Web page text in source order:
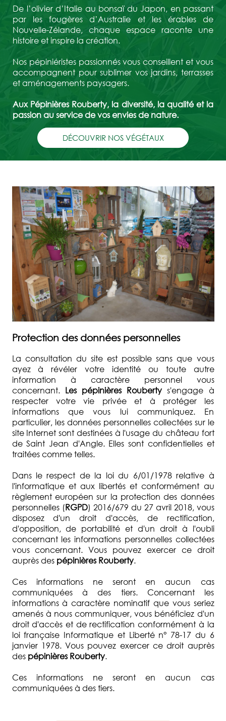
De l’olivier d’Italie au bonsaï du Japon, en passant
par les fougères d’Australie et les érables de
Nouvelle-Zélande, chaque espace raconte une
histoire et inspire la création.
Nos pépiniéristes passionnés vous conseillent et vous
accompagnent pour sublimer vos jardins, terrasses
et aménagements paysagers.
Aux Pépinières Rouberty, la diversité, la qualité et la
passion au service de vos envies de nature.
DÉCOUVRIR NOS VÉGÉTAUX
Protection des données personnelles
La consultation du site est possible sans que vous
ayez à révéler votre identité ou toute autre
information à caractère personnel vous
concernant. Les pépinières Rouberty s'engage à
respecter votre vie privée et à protéger les
informations que vous lui communiquez. En
particulier, les données personnelles collectées sur le
site Internet sont destinées à l'usage du château fort
de Saint Jean d'Angle. Elles sont confidentielles et
traitées comme telles.
Dans le respect de la loi du 6/01/1978 relative à
l'informatique et aux libertés et conformément au
règlement européen sur la protection des données
personnelles (RGPD) 2016/679 du 27 avril 2018, vous
disposez d'un droit d'accès, de rectification,
d'opposition, de portabilité et d'un droit à l'oubli
concernant les informations personnelles collectées
vous concernant. Vous pouvez exercer ce droit
auprès despépinières Rouberty.
Ces informations ne seront en aucun cas
communiquées à des tiers. Concernant les
informations à caractère nominatif que vous seriez
amenés à nous communiquer, vous bénéficiez d'un
droit d'accès et de rectification conformément à la
loi française Informatique et Liberté n° 78-17 du 6
janvier 1978. Vous pouvez exercer ce droit auprès
despépinières Rouberty.
Ces informations ne seront en aucun cas
communiquées à des tiers.